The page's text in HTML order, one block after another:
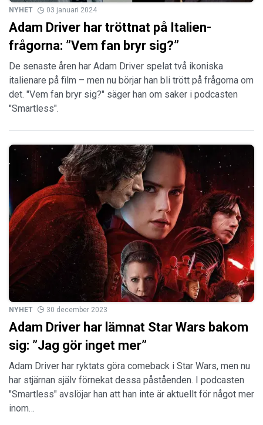
NYHET 03 januari 2024
Adam Driver har tröttnat på Italien-
frågorna: ”Vem fan bryr sig?”
De senaste åren har Adam Driver spelat två ikoniska
italienare på film – men nu börjar han bli trött på frågorna om
det. "Vem fan bryr sig?" säger han om saker i podcasten
"Smartless".
NYHET 30 december 2023
Adam Driver har lämnat Star Wars bakom
sig: ”Jag gör inget mer”
Adam Driver har ryktats göra comeback i Star Wars, men nu
har stjärnan själv förnekat dessa påståenden. I podcasten
"Smartless" avslöjar han att han inte är aktuellt för något mer
inom…